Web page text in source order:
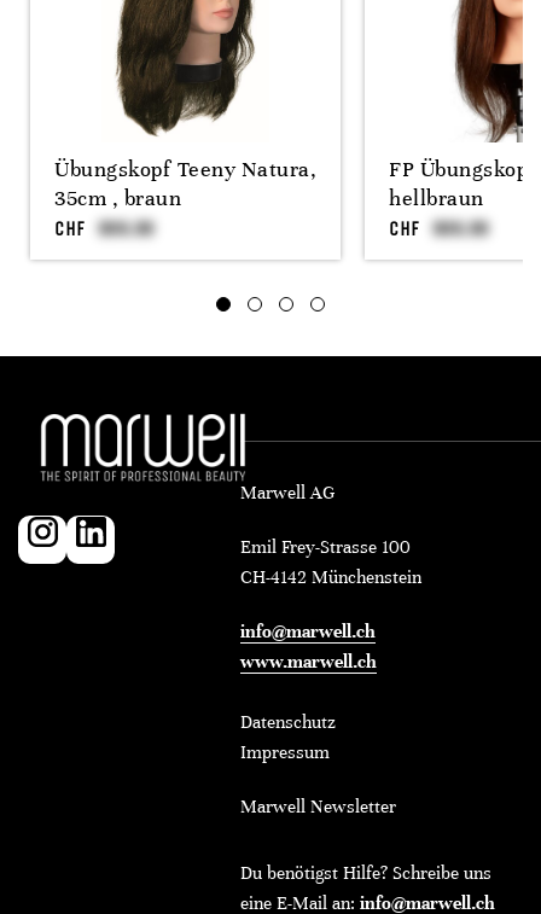
Übungskopf Teeny Natura,
35cm , braun
CHF
FP
hellbraun
CHF
Marwell AG
Emil Frey-Strasse 100
CH-4142 Münchenstein
info@marwell.ch
www.marwell.ch
Datenschutz
Impressum
Marwell Newsletter
Du benötigst Hilfe? Schreibe uns
eine E-Mail an: info@marwell.ch